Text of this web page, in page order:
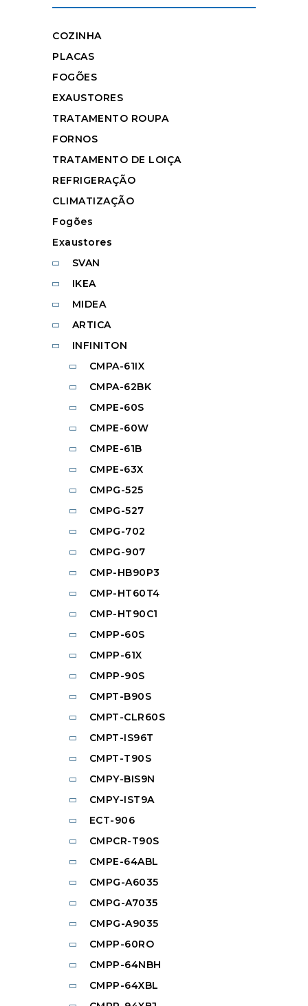
COZINHA
PLACAS
FOGÕES
EXAUSTORES
TRATAMENTO ROUPA
FORNOS
TRATAMENTO DE LOIÇA
REFRIGERAÇÃO
CLIMATIZAÇÃO
Fogões
Exaustores
SVAN
IKEA
MIDEA
ARTICA
INFINITON
CMPA-61IX
CMPA-62BK
CMPE-60S
CMPE-60W
CMPE-61B
CMPE-63X
CMPG-525
CMPG-527
CMPG-702
CMPG-907
CMP-HB90P3
CMP-HT60T4
CMP-HT90C1
CMPP-60S
CMPP-61X
CMPP-90S
CMPT-B90S
CMPT-CLR60S
CMPT-IS96T
CMPT-T90S
CMPY-BIS9N
CMPY-IST9A
ECT-906
CMPCR-T90S
CMPE-64ABL
CMPG-A6035
CMPG-A7035
CMPG-A9035
CMPP-60RO
CMPP-64NBH
CMPP-64XBL